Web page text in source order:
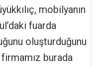
mobilyanın
fuarda
oluşturduğunu
burada